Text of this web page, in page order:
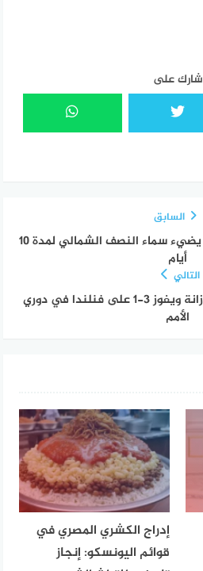
شارك على
السابق
مذنب تسوشينشان أطلس يضيء سماء النصف الشمالي لمدة 10
أيام
التالي
منتخب إنجلترا يستعيد توزانة ويفوز 3-1 على فنلندا في دوري
الأمم
إدراج الكشري المصري في
قوائم اليونسكو: إنجاز